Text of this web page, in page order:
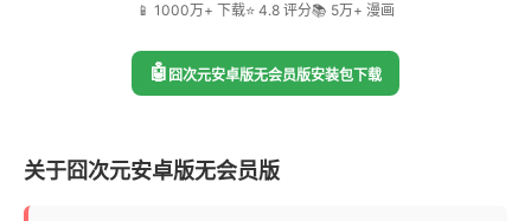
📱 1000万+ 下载⭐ 4.8 评分📚 5万+ 漫画
🤖 囧次元安卓版无会员版安装包下载
关于囧次元安卓版无会员版